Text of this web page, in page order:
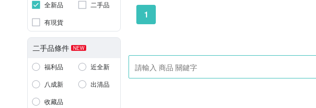
全新品
二手品
有現貨
二手品條件 NEW
福利品
近全新
八成新
出清品
收藏品
1